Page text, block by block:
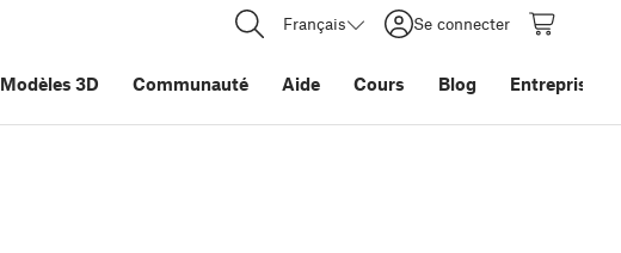
Français Se connecter
Modèles 3D Communauté Aide Cours Blog Entreprise